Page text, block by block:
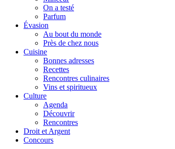
On a testé
Parfum
Évasion
Au bout du monde
Près de chez nous
Cuisine
Bonnes adresses
Recettes
Rencontres culinaires
Vins et spiritueux
Culture
Agenda
Découvrir
Rencontres
Droit et Argent
Concours